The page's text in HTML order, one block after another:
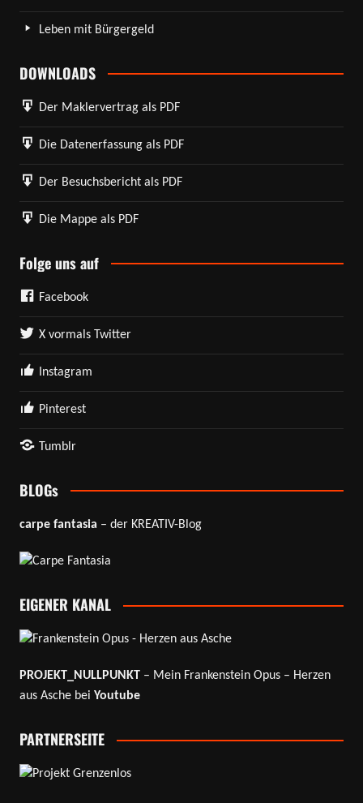
Leben mit Bürgergeld
DOWNLOADS
Der Maklervertrag als PDF
Die Datenerfassung als PDF
Der Besuchsbericht als PDF
Die Mappe als PDF
Folge uns auf
Facebook
X vormals Twitter
Instagram
Pinterest
Tumblr
BLOGs
carpe fantasia – der KREATIV-Blog
EIGENER KANAL
PROJEKT_NULLPUNKT– Mein Frankenstein Opus – Herzen
aus Asche bei Youtube
PARTNERSEITE